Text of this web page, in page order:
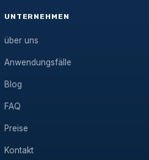
UNTERNEHMEN
über uns
Anwendungsfälle
Blog
FAQ
Preise
Kontakt